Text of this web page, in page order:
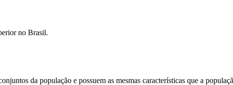
no Brasil.
da população e possuem as mesmas características que a